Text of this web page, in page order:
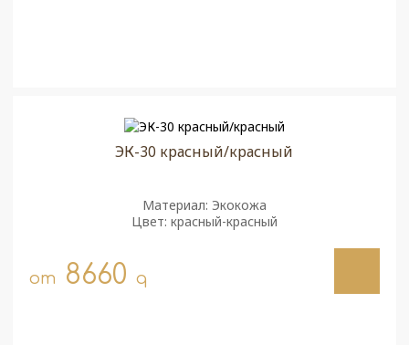
ЭК-30 красный/красный
Материал: Экокожа
Цвет: красный-красный
от 8660 q